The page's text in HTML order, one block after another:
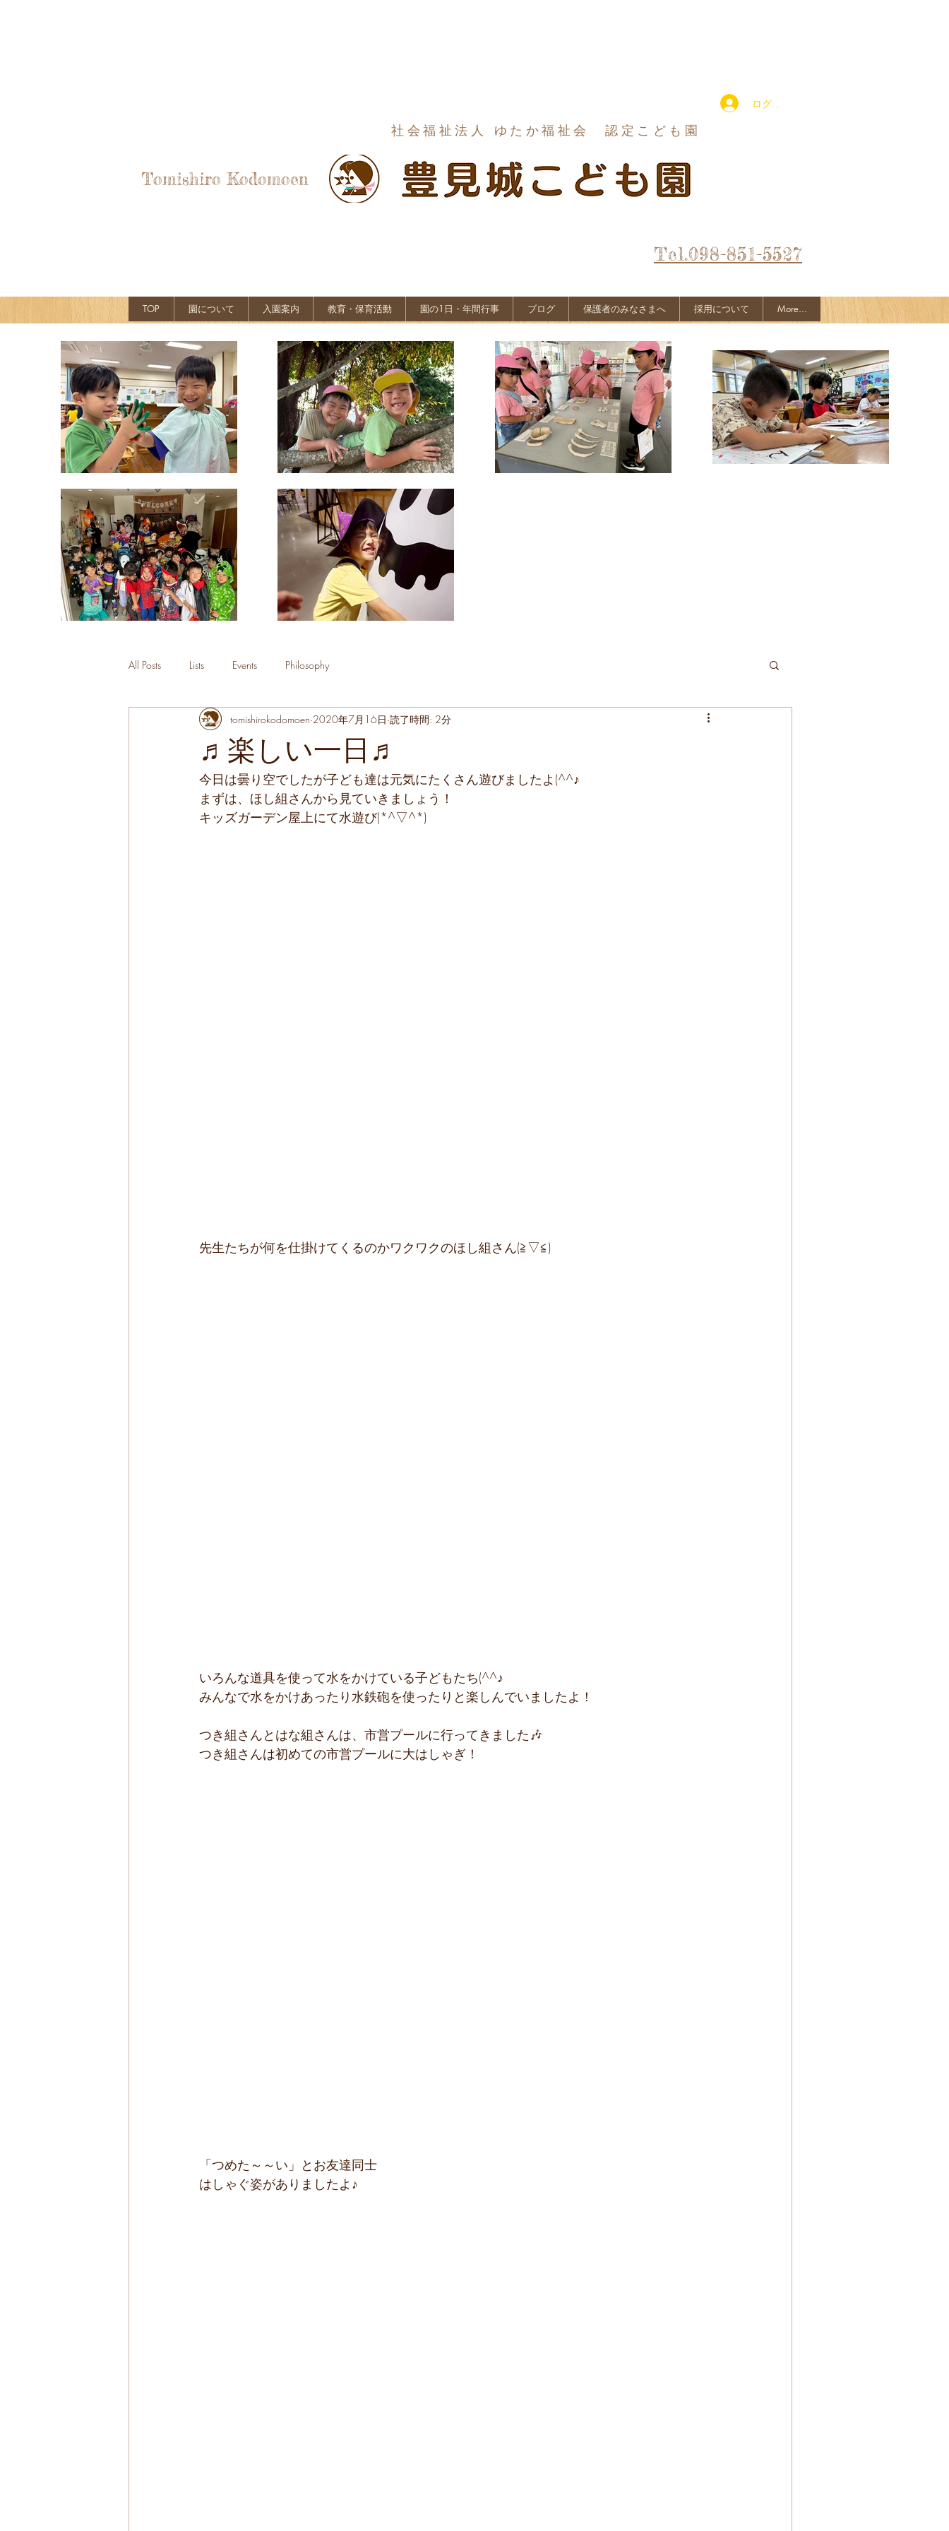
ログイン
社会福祉法人 ゆたか福祉会 認定こども園
Tomishiro Kodomoen
Tel.098-851-5527
TOP 園について 入園案内 教育・保育活動 園の1日・年間行事 ブログ 保護者のみなさまへ 採用について More...
All Posts Lists Events Philosophy
♬楽しい一日♬
tomishirokodomoen 2020年7月16日 読了時間: 2分
今日は曇り空でしたが子ども達は元気にたくさん遊びましたよ(^^♪
まずは、ほし組さんから見ていきましょう！
キッズガーデン屋上にて水遊び(*^▽^*)
先生たちが何を仕掛けてくるのかワクワクのほし組さん(≧▽≦)
いろんな道具を使って水をかけている子どもたち(^^♪
みんなで水をかけあったり水鉄砲を使ったりと楽しんでいましたよ！
つき組さんとはな組さんは、市営プールに行ってきました🎶
つき組さんは初めての市営プールに大はしゃぎ！
「つめた～～い」とお友達同士
はしゃぐ姿がありましたよ♪